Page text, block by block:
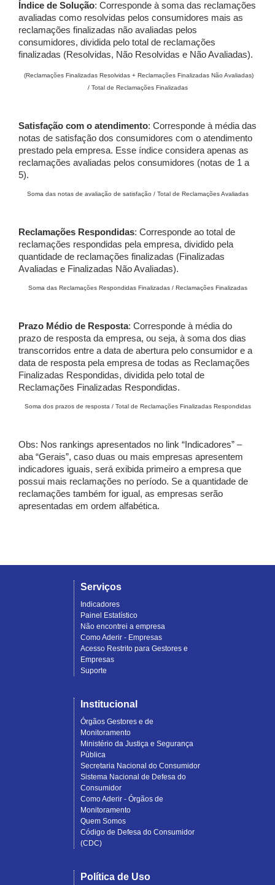
Índice de Solução: Corresponde à soma das reclamações
avaliadas como resolvidas pelos consumidores mais as
reclamações finalizadas não avaliadas pelos
consumidores, dividida pelo total de reclamações
finalizadas (Resolvidas, Não Resolvidas e Não Avaliadas).
(Reclamações Finalizadas Resolvidas + Reclamações Finalizadas Não Avaliadas)
/ Total de Reclamações Finalizadas
Satisfação com o atendimento: Corresponde à média das
notas de satisfação dos consumidores com o atendimento
prestado pela empresa. Esse índice considera apenas as
reclamações avaliadas pelos consumidores (notas de 1 a
5).
Soma das notas de avaliação de satisfação / Total de Reclamações Avaliadas
Reclamações Respondidas: Corresponde ao total de
reclamações respondidas pela empresa, dividido pela
quantidade de reclamações finalizadas (Finalizadas
Avaliadas e Finalizadas Não Avaliadas).
Soma das Reclamações Respondidas Finalizadas / Reclamações Finalizadas
Prazo Médio de Resposta: Corresponde à média do
prazo de resposta da empresa, ou seja, à soma dos dias
transcorridos entre a data de abertura pelo consumidor e a
data de resposta pela empresa de todas as Reclamações
Finalizadas Respondidas, dividida pelo total de
Reclamações Finalizadas Respondidas.
Soma dos prazos de resposta / Total de Reclamações Finalizadas Respondidas
Obs: Nos rankings apresentados no link “Indicadores” –
aba “Gerais”, caso duas ou mais empresas apresentem
indicadores iguais, será exibida primeiro a empresa que
possui mais reclamações no período. Se a quantidade de
reclamações também for igual, as empresas serão
apresentadas em ordem alfabética.
Serviços
Indicadores
Painel Estatístico
Não encontrei a empresa
Como Aderir - Empresas
Acesso Restrito para Gestores e
Empresas
Suporte
Institucional
Órgãos Gestores e de
Monitoramento
Ministério da Justiça e Segurança
Pública
Secretaria Nacional do Consumidor
Sistema Nacional de Defesa do
Consumidor
Como Aderir - Órgãos de
Monitoramento
Quem Somos
Código de Defesa do Consumidor
(CDC)
Política de Uso